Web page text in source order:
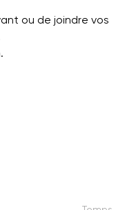
ou de joindre vos